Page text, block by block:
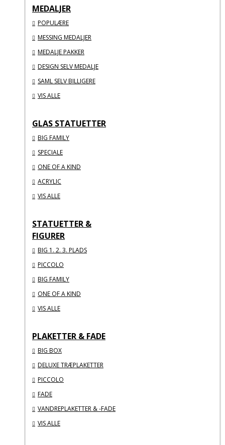
MEDALJER
POPULÆRE
MESSING MEDALJER
MEDALJE PAKKER
DESIGN SELV MEDALJE
SAML SELV BILLIGERE
VIS ALLE
GLAS STATUETTER
BIG FAMILY
SPECIALE
ONE OF A KIND
ACRYLIC
VIS ALLE
STATUETTER &
FIGURER
BIG 1. 2. 3. PLADS
PICCOLO
BIG FAMILY
ONE OF A KIND
VIS ALLE
PLAKETTER & FADE
BIG BOX
DELUXE TRÆPLAKETTER
PICCOLO
FADE
VANDREPLAKETTER & -FADE
VIS ALLE